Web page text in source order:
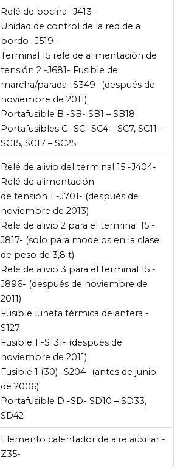
Relé de bocina -J413-
Unidad de control de la red de a
bordo -J519-
Terminal 15 relé de alimentación de
tensión 2 -J681- Fusible de
marcha/parada -S349- (después de
noviembre de 2011)
Portafusible B -SB- SB1 – SB18
Portafusibles C -SC- SC4 – SC7, SC11 –
SC15, SC17 – SC25
Relé de alivio del terminal 15 -J404-
Relé de alimentación
de tensión 1 -J701- (después de
noviembre de 2013)
Relé de alivio 2 para el terminal 15 -
J817- (solo para modelos en la clase
de peso de 3,8 t)
Relé de alivio 3 para el terminal 15 -
J896- (después de noviembre de
2011)
Fusible luneta térmica delantera -
S127-
Fusible 1 -S131- (después de
noviembre de 2011)
Fusible 1 (30) -S204- (antes de junio
de 2006)
Portafusible D -SD- SD10 – SD33,
SD42
Elemento calentador de aire auxiliar -
Z35-